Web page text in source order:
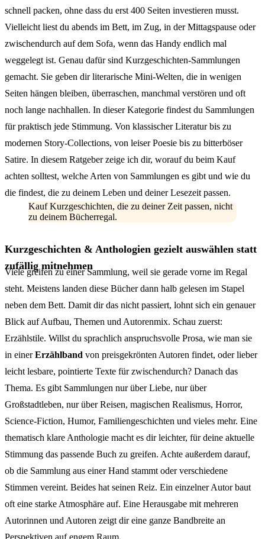
schnell packen, ohne dass du erst 400 Seiten investieren musst.
Vielleicht liest du abends im Bett, im Zug, in der Mittagspause oder
zwischendurch auf dem Sofa, wenn das Handy endlich mal
weggelegt ist. Genau dafür sind Kurzgeschichten-Sammlungen
gemacht. Sie geben dir literarische Mini-Welten, die in wenigen
Seiten hängen bleiben, überraschen, manchmal verstören und oft
noch lange nachhallen. In dieser Kategorie findest du Sammlungen
für praktisch jede Stimmung. Von klassischer Literatur bis zu
modernen Story-Collections, von leiser Poesie bis zu bitterböser
Satire. In diesem Ratgeber zeige ich dir, worauf du beim Kauf
achten solltest, welche Arten von Sammlungen es gibt und wie du
die findest, die zu deinem Leben und deiner Lesezeit passen.
Kauf Kurzgeschichten, die zu deiner Zeit passen, nicht
zu deinem Bücherregal.
Kurzgeschichten & Anthologien gezielt auswählen statt
zufällig mitnehmen
Viele greifen zu einer Sammlung, weil sie gerade vorne im Regal
steht. Meistens landen diese Bücher dann halb gelesen im Stapel
neben dem Bett. Damit dir das nicht passiert, lohnt sich ein genauer
Blick auf Aufbau, Themen und Autorenmix. Schau zuerst:
Erzählstile. Willst du sprachlich anspruchsvolle Prosa, wie man sie
in einerErzählband von preisgekrönten Autoren findet, oder lieber
leicht lesbare, pointierte Texte für zwischendurch? Danach das
Thema. Es gibt Sammlungen nur über Liebe, nur über
Großstadtleben, nur über Reisen, magischen Realismus, Horror,
Science-Fiction, Humor, Familiengeschichten und vieles mehr. Eine
thematisch klare Anthologie macht es dir leichter, für deine aktuelle
Stimmung das passende Buch zu greifen. Achte außerdem darauf,
ob die Sammlung aus einer Hand stammt oder verschiedene
Stimmen vereint. Beides hat seinen Reiz. Ein einzelner Autor baut
oft eine starke Atmosphäre auf. Eine Herausgabe mit mehreren
Autorinnen und Autoren zeigt dir eine ganze Bandbreite an